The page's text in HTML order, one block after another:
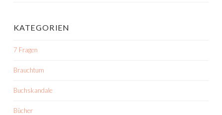
KATEGORIEN
7 Fragen
Brauchtum
Buchskandale
Bücher